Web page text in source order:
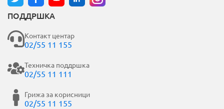
ПОДДРШКА
Контакт центар
02/55 11 155
Техничка поддршка
02/55 11 111
Грижа за корисници
02/55 11 155